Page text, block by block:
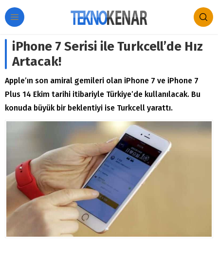
iPhone 7 Serisi ile Turkcell’de Hız
Artacak!
Apple’ın son amiral gemileri olan iPhone 7 ve iPhone 7
Plus 14 Ekim tarihi itibariyle Türkiye’de kullanılacak. Bu
konuda büyük bir beklentiyi ise Turkcell yarattı.